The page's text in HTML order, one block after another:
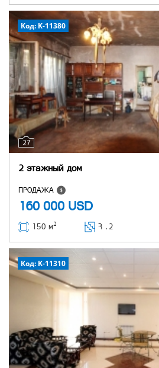
27
Код: K-11380
2 этажный дом
ПРОДАЖА
160 000 USD
150 м2 Հ ․ 2
Код: K-11310